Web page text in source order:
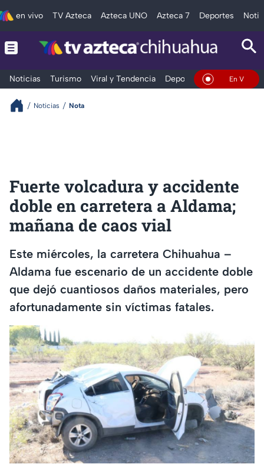
en vivo TV Azteca Azteca UNO Azteca 7 Deportes
Noticias Turismo Viral y Tendencia Deportes Espectáculos
En Vivo
Noticias Nota
Fuerte volcadura y accidente
doble en carretera a Aldama;
mañana de caos vial
Este miércoles, la carretera Chihuahua –
Aldama fue escenario de un accidente doble
que dejó cuantiosos daños materiales, pero
afortunadamente sin víctimas fatales.